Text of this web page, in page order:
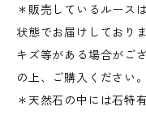
＊販売しているルース
状態でお届けしており
キズ等がある場合がご
の上、ご購入ください。
＊天然石の中には石特